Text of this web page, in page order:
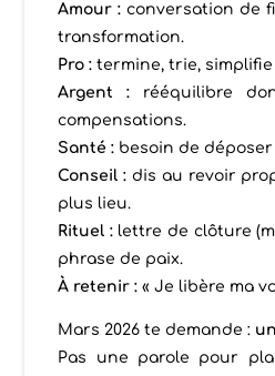
Amour : conversation de
transformation.
Pro : termine, trie, simplifie
Argent : rééquilibre
compensations.
Santé : besoin de déposer
Conseil : dis au revoir
plus lieu.
Rituel :lettre de clôture
phrase de paix.
À retenir : « Je libère ma
Mars 2026 te demande :
Pas une parole pour